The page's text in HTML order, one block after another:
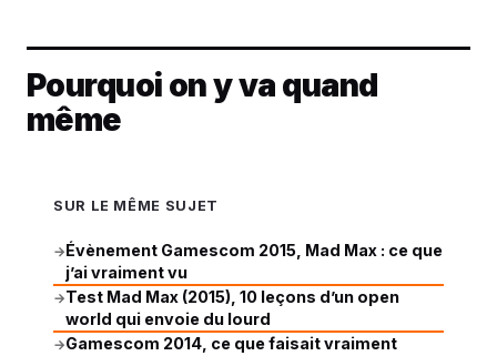
Pourquoi on y va quand
même
SUR LE MÊME SUJET
→Évènement Gamescom 2015, Mad Max : ce que
j’ai vraiment vu
→Test Mad Max (2015), 10 leçons d’un open
world qui envoie du lourd
→Gamescom 2014, ce que faisait vraiment